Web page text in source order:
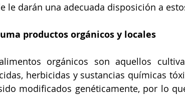
le darán una adecuada disposición a
productos orgánicos y locales
orgánicos son aquellos
herbicidas y sustancias químicas
modificados genéticamente, por lo